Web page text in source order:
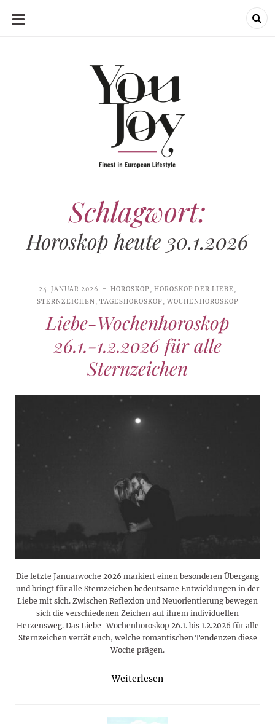
SKIP
Schlagwort:
Horoskop heute 30.1.2026
24. JANUAR 2026 HOROSKOP, HOROSKOP DER LIEBE,
STERNZEICHEN,TAGESHOROSKOP, WOCHENHOROSKOP
Liebe-Wochenhoroskop
26.1.-1.2.2026 für alle
Sternzeichen
Die letzte Januarwoche 2026 markiert einen besonderen Übergang
und bringt für alle Sternzeichen bedeutsame Entwicklungen in der
Liebe mit sich. Zwischen Reflexion und Neuorientierung bewegen
sich die verschiedenen Zeichen auf ihrem individuellen
Herzensweg. Das Liebe-Wochenhoroskop 26.1. bis 1.2.2026 für alle
Sternzeichen verrät euch, welche romantischen Tendenzen diese
Woche prägen.
Weiterlesen